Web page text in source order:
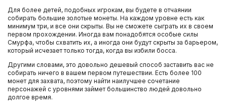
Для более детей, подобных игрокам, вы будете в отчаянии
собирать большие золотые монеты. На каждом уровне есть как
минимум три, и все они скрыты. Вы не сможете сыграть их в своем
первом прохождении. Иногда вам понадобятся особые силы
Смурфа, чтобы схватить их, а иногда они будут скрыты за барьером,
который исчезает только тогда, когда вы избили босса.
Другими словами, это довольно дешевый способ заставить вас не
собирать ничего в вашем первом путешествии. Есть более 100
монет для захвата, поэтому найти наилучшее сочетание
персонажей с уровнями займет большинство людей довольно
долгое время.